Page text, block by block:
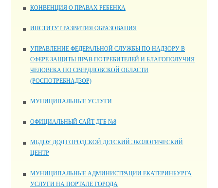
КОНВЕНЦИЯ О ПРАВАХ РЕБЕНКА
ИНСТИТУТ РАЗВИТИЯ ОБРАЗОВАНИЯ
УПРАВЛЕНИЕ ФЕДЕРАЛЬНОЙ СЛУЖБЫ ПО НАДЗОРУ В
СФЕРЕ ЗАЩИТЫ ПРАВ ПОТРЕБИТЕЛЕЙ И БЛАГОПОЛУЧИЯ
ЧЕЛОВЕКА ПО СВЕРДЛОВСКОЙ ОБЛАСТИ
(РОСПОТРЕБНАДЗОР)
МУНИЦИПАЛЬНЫЕ УСЛУГИ
ОФИЦИАЛЬНЫЙ САЙТ ДГБ №8
МБДОУ ДОД ГОРОДСКОЙ ДЕТСКИЙ ЭКОЛОГИЧЕСКИЙ
ЦЕНТР
МУНИЦИПАЛЬНЫЕ АДМИНИСТРАЦИИ ЕКАТЕРИНБУРГА
УСЛУГИ НА ПОРТАЛЕ ГОРОДА